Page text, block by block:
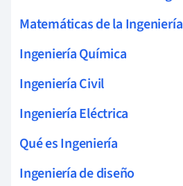
Matemáticas de la Ingeniería
Ingeniería Química
Ingeniería Civil
Ingeniería Eléctrica
Qué es Ingeniería
Ingeniería de diseño